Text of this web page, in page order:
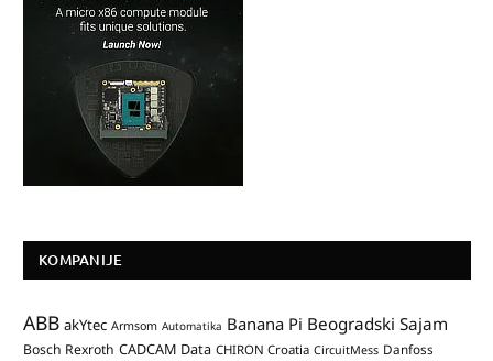
KOMPANIJE
ABB akYtec Armsom Automatika Banana Pi Beogradski Sajam
Bosch Rexroth CADCAM Data CHIRON Croatia CircuitMess Danfoss